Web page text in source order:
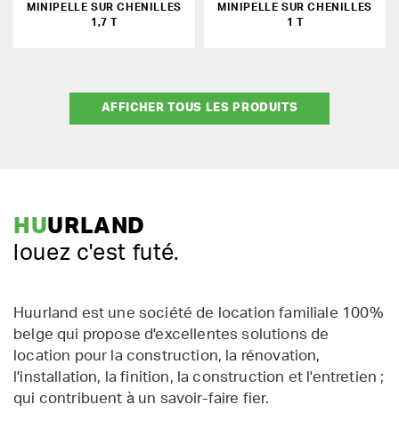
MINIPELLE SUR CHENILLES
1,7 T
MINIPELLE SUR CHENILLES
1 T
AFFICHER TOUS LES PRODUITS
HUURLAND
louez c'est futé.
Huurland est une société de location familiale 100%
belge qui propose d'excellentes solutions de
location pour la construction, la rénovation,
l'installation, la finition, la construction et l'entretien ;
qui contribuent à un savoir-faire fier.